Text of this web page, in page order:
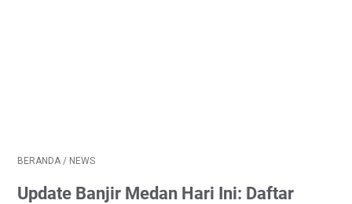
BERANDA / NEWS
Update Banjir Medan Hari Ini: Daftar